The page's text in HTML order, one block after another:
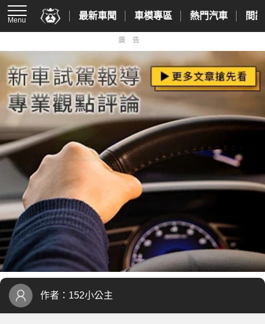
Menu 最新車聞 車模專區 熱門汽車 間
廣告
作者： 152小公主